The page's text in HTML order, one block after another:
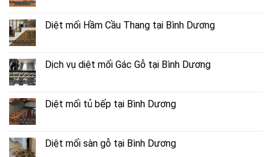
Diệt mối Hầm Cầu Thang tại Bình Dương
Dịch vụ diệt mối Gác Gỗ tại Bình Dương
Diệt mối tủ bếp tại Bình Dương
Diệt mối sàn gỗ tại Bình Dương